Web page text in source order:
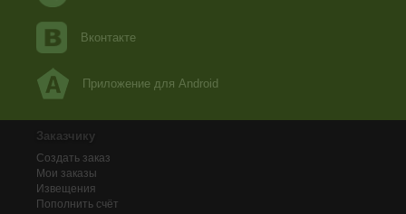
Вконтакте
Приложение для Android
Заказчику
Создать заказ
Мои заказы
Извещения
Пополнить счёт